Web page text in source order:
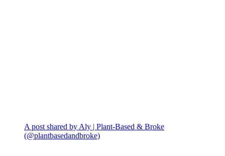
A post shared by Aly | Plant-Based & Broke
(@plantbasedandbroke)